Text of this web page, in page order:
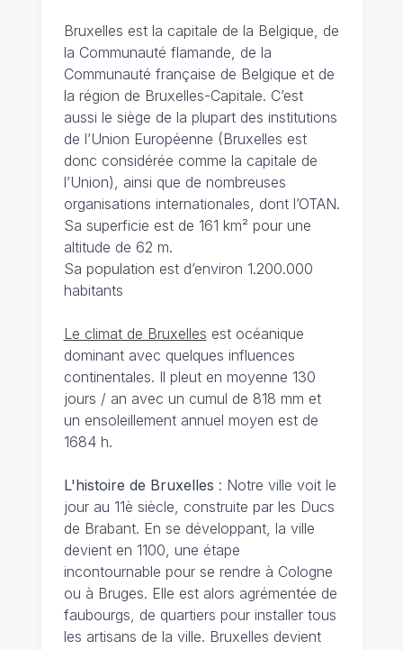
Bruxelles est la capitale de la Belgique, de
la Communauté flamande, de la
Communauté française de Belgique et de
la région de Bruxelles-Capitale. C’est
aussi le siège de la plupart des institutions
de l’Union Européenne (Bruxelles est
donc considérée comme la capitale de
l’Union), ainsi que de nombreuses
organisations internationales, dont l’OTAN.
Sa superficie est de 161 km² pour une
altitude de 62 m.
Sa population est d’environ 1.200.000
habitants
Le climat de Bruxelles est océanique
dominant avec quelques influences
continentales. Il pleut en moyenne 130
jours / an avec un cumul de 818 mm et
un ensoleillement annuel moyen est de
1684 h.
L'histoire de Bruxelles : Notre ville voit le
jour au 11è siècle, construite par les Ducs
de Brabant. En se développant, la ville
devient en 1100, une étape
incontournable pour se rendre à Cologne
ou à Bruges. Elle est alors agrémentée de
faubourgs, de quartiers pour installer tous
les artisans de la ville. Bruxelles devient